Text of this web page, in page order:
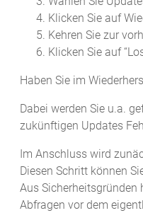
Klicken Sie auf
Kehren Sie zur
Klicken Sie auf
Haben Sie im
Dabei werden Sie u.a.
zukünftigen Updates
Im Anschluss wird
Diesen Schritt können
Aus Sicherheitsgründen
Abfragen vor dem